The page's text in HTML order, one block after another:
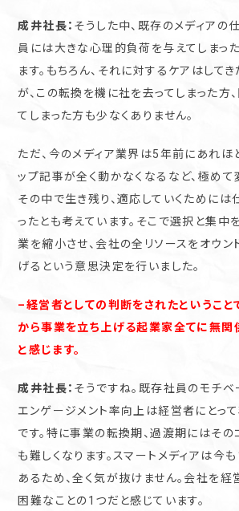
成井社長： そうした中、既存のメディアの
員には大きな心理的負荷を与えてしまっ
ます。もちろん、それに対するケアはして
が、この転換を機に社を去ってしまった方
てしまった方も少なくありません。
ただ、今のメディア業界は5年前にあれほ
ップ記事が全く動かなくなるなど、極めて
その中で生き残り、適応していくために
ったとも考えています。そこで選択と集中
業を縮小させ、会社の全リソースをオウン
げるという意思決定を行いました。
–経営者としての判断をされたということ
から事業を立ち上げる起業家全てに無関
と感じます。
成井社長： そうですね。既存社員のモチベ
エンゲージメント率向上は経営者にとっ
です。特に事業の転換期、過渡期にはその
も難しくなります。スマートメディアは今
あるため、全く気が抜けません。会社を経
困難なことの1つだと感じています。